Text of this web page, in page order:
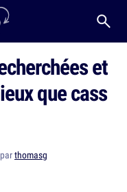
et
que cass
thomasg